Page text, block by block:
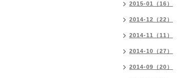
2015-01（16）
2014-12（22）
2014-11（11）
2014-10（27）
2014-09（20）